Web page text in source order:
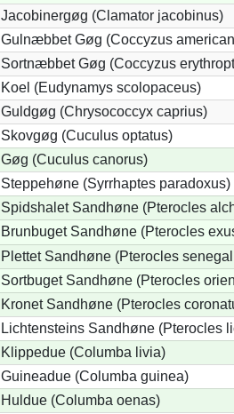
Jacobinergøg (Clamator jacobinus)
Gulnæbbet Gøg (Coccyzus
Sortnæbbet Gøg (Coccyzus
Koel (Eudynamys scolopaceus)
Guldgøg (Chrysococcyx caprius)
Skovgøg (Cuculus optatus)
Gøg (Cuculus canorus)
Steppehøne (Syrrhaptes paradoxus)
Spidshalet Sandhøne (Pterocles
Brunbuget Sandhøne (Pterocles
Plettet Sandhøne (Pterocles
Sortbuget Sandhøne (Pterocles
Kronet Sandhøne (Pterocles
Lichtensteins Sandhøne (Pterocles
Klippedue (Columba livia)
Guineadue (Columba guinea)
Huldue (Columba oenas)